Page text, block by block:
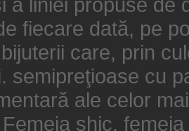
fiecare dată, pe
care, prin
semipreţioase cu
ale celor
shic,